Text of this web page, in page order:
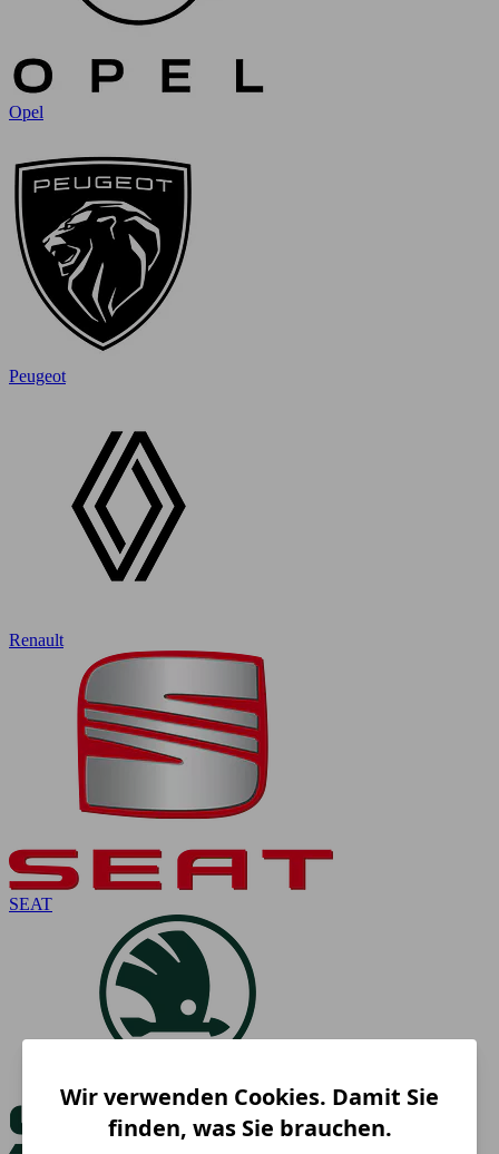
Opel
Peugeot
Renault
SEAT
Wir verwenden Cookies. Damit Sie
finden, was Sie brauchen.